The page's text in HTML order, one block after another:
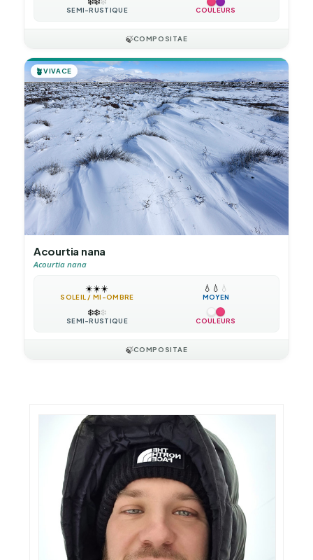
SEMI-RUSTIQUE COULEURS
🍃COMPOSITAE
🪴VIVACE
Acourtia nana
Acourtia nana
☀️☀️☀️
SOLEIL / MI-OMBRE
💧 💧 💧
MOYEN
❄️❄️❄️
SEMI-RUSTIQUE COULEURS
🍃COMPOSITAE